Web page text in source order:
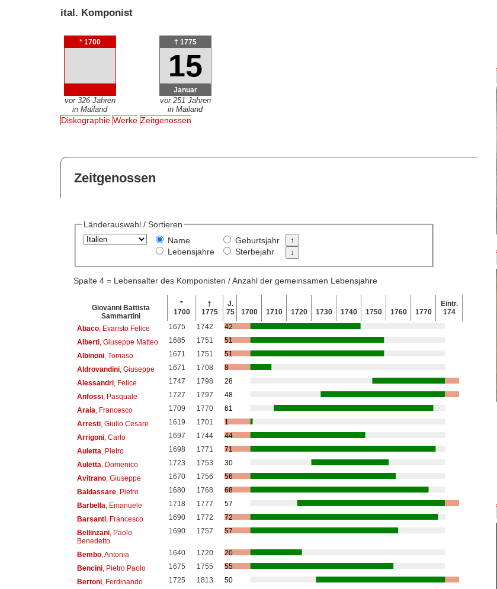
ital. Komponist
* 1700
vor 326 Jahren
in Mailand
† 1775
15
Januar
vor 251 Jahren
in Mailand
Diskographie Werke Zeitgenossen
Zeitgenossen
Länderauswahl / Sortieren
Name
Lebensjahre
Geburtsjahr
Sterbejahr
Spalte 4 = Lebensalter des Komponisten / Anzahl der gemeinsamen Lebensjahre
Giovanni Battista
Sammartini
*
1700
†
1775
J.
75
1700 1710 1720 1730 1740 1750 1760 1770
Eintr.
174
Abaco, Evaristo Felice 1675 1742
42
Alberti, Giuseppe Matteo 1685 1751
51
Albinoni, Tomaso 1671 1751
51
Aldrovandini, Giuseppe 1671 1708
8
Alessandri, Felice 1747 1798
28
Anfossi, Pasquale 1727 1797
48
Araia , Francesco 1709 1770
61
Arresti, Giulio Cesare 1619 1701
1
Arrigoni, Carlo 1697 1744
44
Auletta , Pietro 1698 1771
71
Auletta , Domenico 1723 1753
30
Avitrano, Giuseppe 1670 1756
56
Baldassare, Pietro 1680 1768
68
Barbella , Emanuele 1718 1777
57
Barsanti, Francesco 1690 1772
72
Bellinzani, Paolo
Benedetto
1690 1757 57
Bembo, Antonia 1640 1720
20
Bencini, Pietro Paolo 1675 1755
55
Bertoni, Ferdinando 1725 1813
50